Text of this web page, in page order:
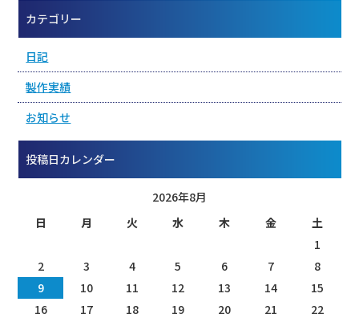
カテゴリー
日記
製作実績
お知らせ
投稿日カレンダー
2026年8月
日
月 火 水 木 金
土
1
2
3 4 5 6 7
8
9
10 11 12 13 14
15
16
17 18 19 20 21 22